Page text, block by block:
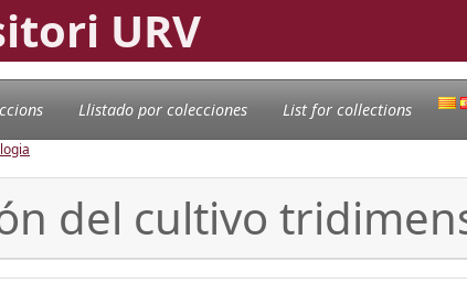
URV
Llistado por colecciones List for collections
del cultivo